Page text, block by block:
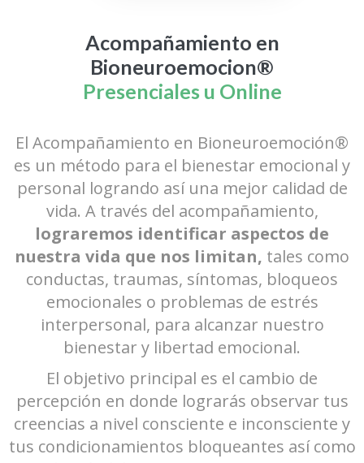
Acompañamiento en
Bioneuroemocion®
Presenciales u Online
El Acompañamiento en Bioneuroemoción®
es un método para el bienestar emocional y
personal logrando así una mejor calidad de
vida. A través del acompañamiento,
lograremos identificar aspectos de
nuestra vida que nos limitan, tales como
conductas, traumas, síntomas, bloqueos
emocionales o problemas de estrés
interpersonal, para alcanzar nuestro
bienestar y libertad emocional.
El objetivo principal es el cambio de
percepción en donde lograrás observar tus
creencias a nivel consciente e inconsciente y
tus condicionamientos bloqueantes así como